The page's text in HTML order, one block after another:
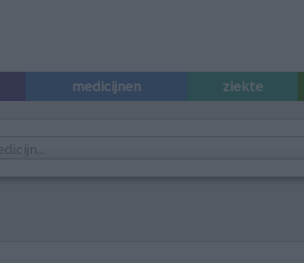
medicijnen ziekte